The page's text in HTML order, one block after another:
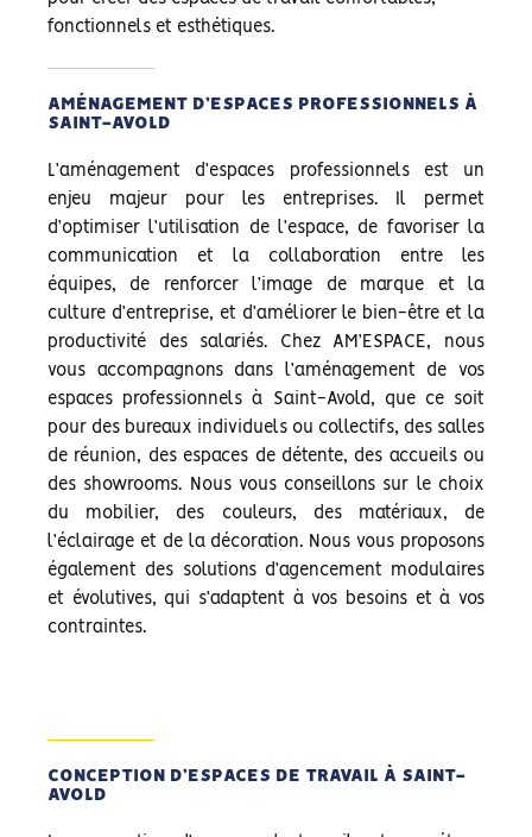
fonctionnels et esthétiques.
AMÉNAGEMENT D’ESPACES PROFESSIONNELS À
SAINT-AVOLD
L’aménagement d’espaces professionnels est un
enjeu majeur pour les entreprises. Il permet
d’optimiser l’utilisation de l’espace, de favoriser la
communication et la collaboration entre les
équipes, de renforcer l’image de marque et la
culture d’entreprise, et d’améliorer le bien-être et la
productivité des salariés. Chez AM’ESPACE, nous
vous accompagnons dans l’aménagement de vos
espaces professionnels à Saint-Avold, que ce soit
pour des bureaux individuels ou collectifs, des salles
de réunion, des espaces de détente, des accueils ou
des showrooms. Nous vous conseillons sur le choix
du mobilier, des couleurs, des matériaux, de
l’éclairage et de la décoration. Nous vous proposons
également des solutions d’agencement modulaires
et évolutives, qui s’adaptent à vos besoins et à vos
contraintes.
CONCEPTION D’ESPACES DE TRAVAIL À SAINT-
AVOLD